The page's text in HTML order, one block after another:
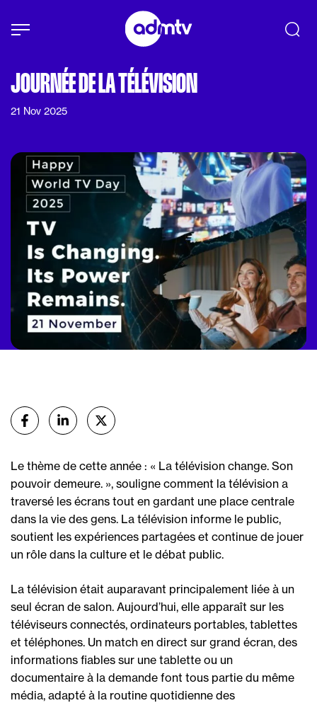
Aller au contenu principal
JOURNÉE DE LA TÉLÉVISION
21 Nov 2025
Partager
sur Facebook
sur Linkedinsur X (Twitter)
Le thème de cette année : « La télévision change. Son
pouvoir demeure. », souligne comment la télévision a
traversé les écrans tout en gardant une place centrale
dans la vie des gens. La télévision informe le public,
soutient les expériences partagées et continue de jouer
un rôle dans la culture et le débat public.
La télévision était auparavant principalement liée à un
seul écran de salon. Aujourd’hui, elle apparaît sur les
téléviseurs connectés, ordinateurs portables, tablettes
et téléphones. Un match en direct sur grand écran, des
informations fiables sur une tablette ou un
documentaire à la demande font tous partie du même
média, adapté à la routine quotidienne des
Panneau de gestion des cookies